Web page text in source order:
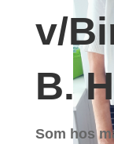
v/
B.
Som hos